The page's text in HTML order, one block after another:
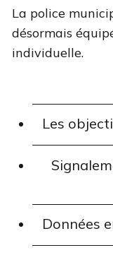
La police
désormais
individuelle.
Les
Données